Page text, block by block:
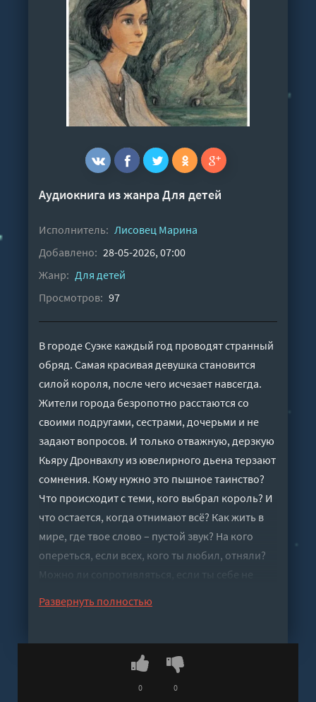
Аудиокнига из жанраДля детей
Исполнитель: Лисовец Марина
Добавлено: 28-05-2026, 07:00
Жанр: Для детей
Просмотров: 97
В городе Суэке каждый год проводят странный
обряд. Самая красивая девушка становится
силой короля, после чего исчезает навсегда.
Жители города безропотно расстаются со
своими подругами, сестрами, дочерьми и не
задают вопросов. И только отважную, дерзкую
Кьяру Дронвахлу из ювелирного дьена терзают
сомнения. Кому нужно это пышное таинство?
Что происходит с теми, кого выбрал король? И
что остается, когда отнимают всё? Как жить в
мире, где твое слово – пустой звук? На кого
опереться, если всех, кого ты любил, отняли?
Можно ли сопротивляться, если ты себе не
страшный секрет всеобщего благоденствия,
чьей? Новая история Тамары Михеевой из
цикла «Семь прях» (первая книга – «Мия»)
Развернуть полностью
0 0